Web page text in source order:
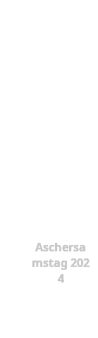
Aschersa
mstag 202
4